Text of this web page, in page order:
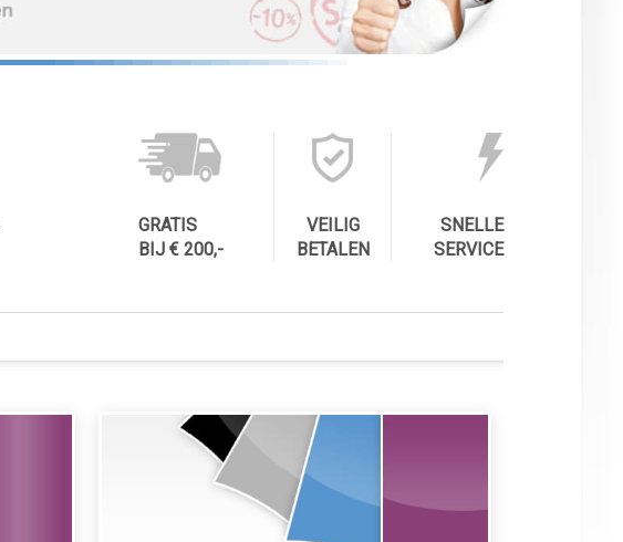
GRATIS
BIJ € 200,-
VEILIG
BETALEN
SNELLE
SERVICE